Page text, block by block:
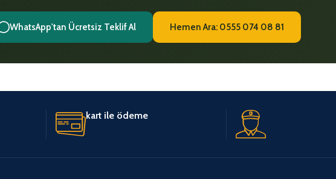
WhatsApp'tan Ücretsiz Teklif Al Hemen Ara: 0555 074 08 81
kart ile ödeme